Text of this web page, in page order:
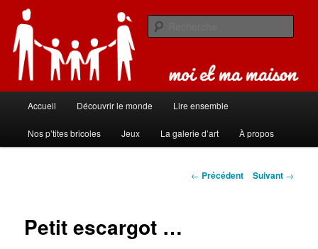
contenu
principalMoi et ma maison
Carnet de bord de famille
principal
Accueil Découvrir le monde Lire ensemble
Nos p’tites bricoles Jeux La galerie d’art À propos
Navigation
← Précédent Suivant →
Petit escargot …